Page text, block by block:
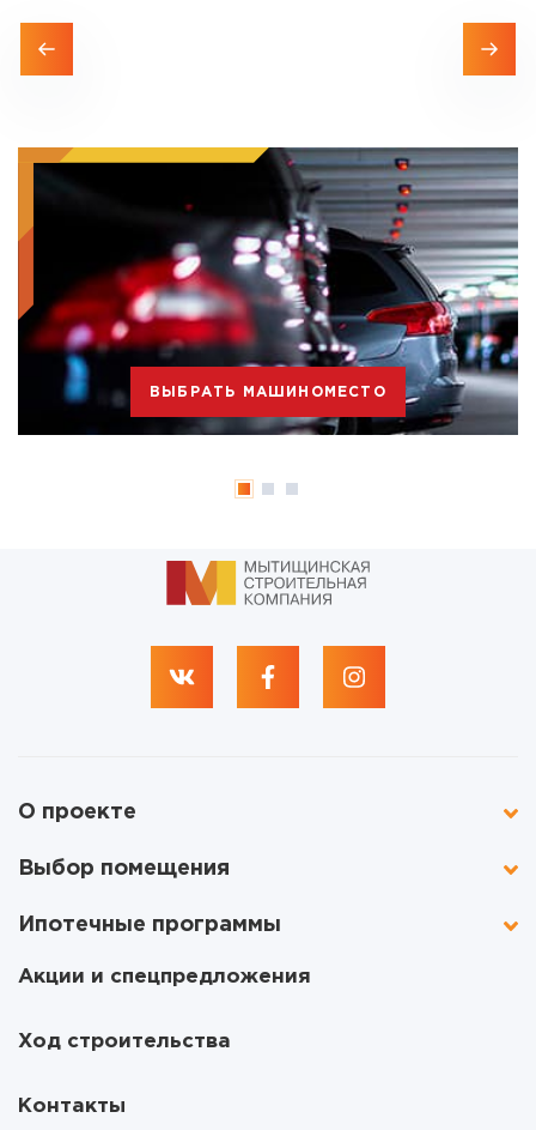
ВЫБРАТЬ МАШИНОМЕСТО
О проекте
Выбор помещения
Ипотечные программы
Акции и спецпредложения
Ход строительства
Контакты